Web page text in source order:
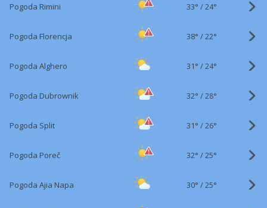
Pogoda Rimini 33° /24°
Pogoda Florencja 38° /22°
Pogoda Alghero 31° /24°
Pogoda Dubrownik 32° /28°
Pogoda Split 31° /26°
Pogoda Poreč 32° /25°
Pogoda Ajia Napa 30° /25°